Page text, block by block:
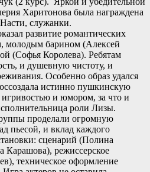
Харитонова была награждена
служанки.
развитие романтических
молодым барином (Алексей
(Софья Королева). Ребятам
и душевную чистоту, и
Особенно образ удался
истинно пушкинскую
и юмором, за что и
роли Лизы.
проделали огромную
пьесой, и вклад каждого
сценарий (Полина
Карашова), режиссерское
техническое оформление